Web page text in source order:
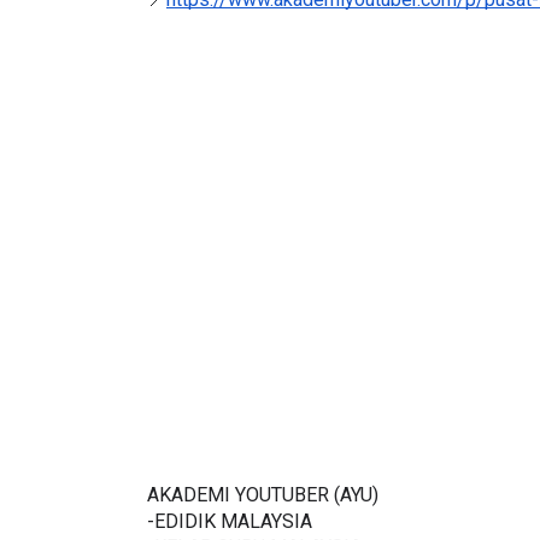
AKADEMI YOUTUBER (AYU)
-EDIDIK MALAYSIA